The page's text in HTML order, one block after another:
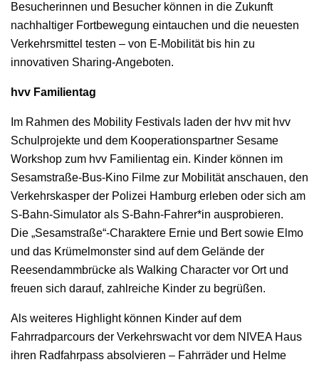
Besucherinnen und Besucher können in die Zukunft
nachhaltiger Fortbewegung eintauchen und die neuesten
Verkehrsmittel testen – von E-Mobilität bis hin zu
innovativen Sharing-Angeboten.
hvv Familientag
Im Rahmen des Mobility Festivals laden der hvv mit hvv
Schulprojekte und dem Kooperationspartner Sesame
Workshop zum hvv Familientag ein. Kinder können im
Sesamstraße-Bus-Kino Filme zur Mobilität anschauen, den
Verkehrskasper der Polizei Hamburg erleben oder sich am
S-Bahn-Simulator als S-Bahn-Fahrer*in ausprobieren.
Die „Sesamstraße“-Charaktere Ernie und Bert sowie Elmo
und das Krümelmonster sind auf dem Gelände der
Reesendammbrücke als Walking Character vor Ort und
freuen sich darauf, zahlreiche Kinder zu begrüßen.
Als weiteres Highlight können Kinder auf dem
Fahrradparcours der Verkehrswacht vor dem NIVEA Haus
ihren Radfahrpass absolvieren – Fahrräder und Helme